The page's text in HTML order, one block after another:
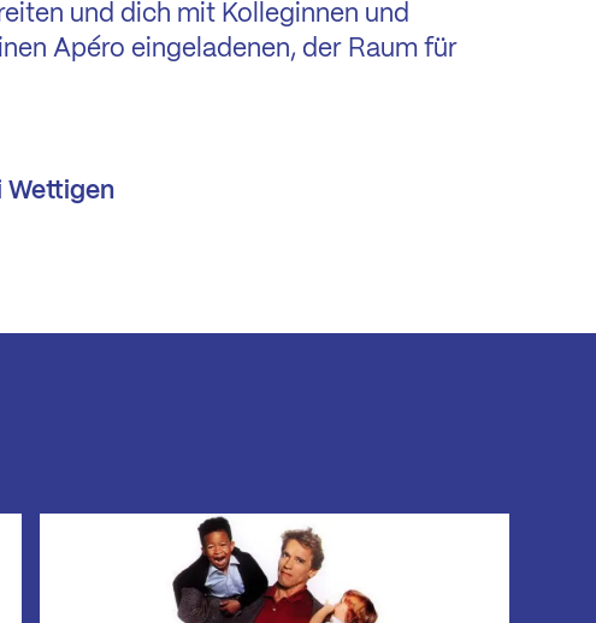
und dich mit Kolleginnen und
Apéro eingeladenen, der Raum für
Wettigen